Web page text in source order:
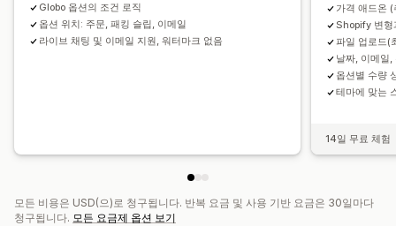
Globo 옵션의 조건 로직
옵션 위치: 주문, 패킹 슬립, 이메일
라이브 채팅 및 이메일 지원, 워터마크 없음
가격 애드온
Shopify 변형
파일 업로드(
날짜, 이메일
옵션별 수량
테마에 맞는
14일 무료 체험
모든 비용은 USD(으)로 청구됩니다. 반복 요금 및 사용 기반 요금은 30일마다
청구됩니다. 모든 요금제 옵션 보기